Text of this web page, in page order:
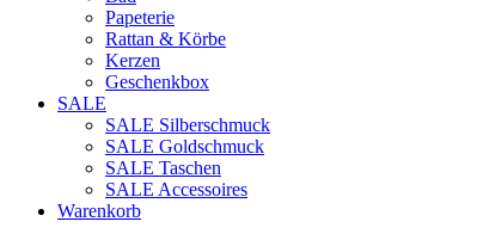
Papeterie
Rattan & Körbe
Kerzen
Geschenkbox
SALE
SALE Silberschmuck
SALE Goldschmuck
SALE Taschen
SALE Accessoires
Warenkorb